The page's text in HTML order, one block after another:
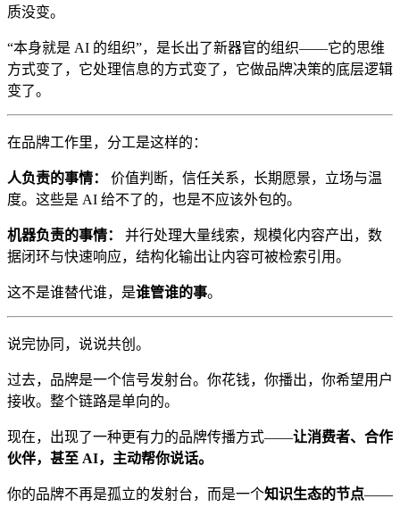
质没变。
“本身就是 AI 的组织”，是长出了新器官的组织——它的思维
方式变了，它处理信息的方式变了，它做品牌决策的底层逻辑
变了。
在品牌工作里，分工是这样的：
人负责的事情：
价值判断，信任关系，长期愿景，立场与温
度。这些是 AI 给不了的，也是不应该外包的。
机器负责的事情：
并行处理大量线索，规模化内容产出，数
据闭环与快速响应，结构化输出让内容可被检索引用。
这不是谁替代谁，是谁管谁的事。
说完协同，说说共创。
过去，品牌是一个信号发射台。你花钱，你播出，你希望用户
接收。整个链路是单向的。
现在，出现了一种更有力的品牌传播方式——让消费者、合作
伙伴，甚至 AI，主动帮你说话。
你的品牌不再是孤立的发射台，而是一个知识生态的节点——